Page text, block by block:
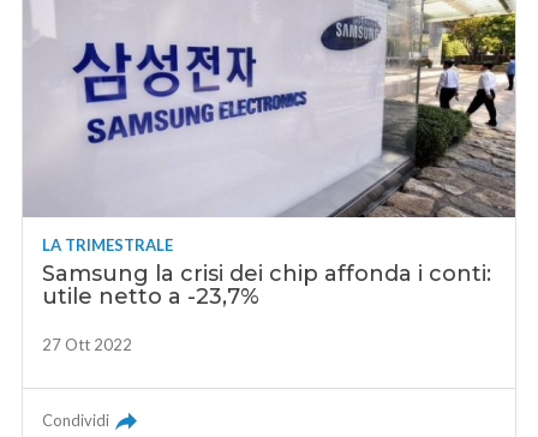
LA TRIMESTRALE
Samsung la crisi dei chip affonda i conti:
utile netto a -23,7%
27 Ott 2022
Condividi